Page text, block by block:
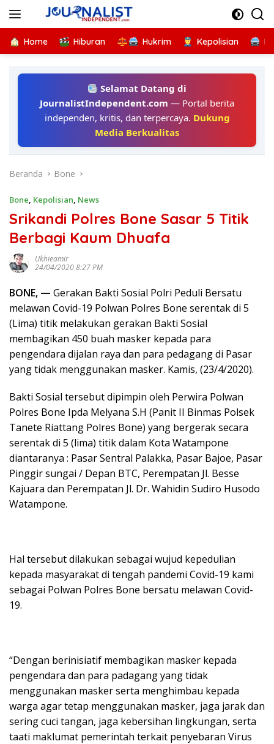
Home Hiburan Hukrim Kepolisian
Selamat Datang di
JournalistIndependent.com — Portal berita
independen, kritis, dan terpercaya. Dukung
Media Berkualitas
Beranda Bone
Bone, Kepolisian, News
Srikandi Polres Bone Sasar 5 Titik
Berbagi Kaum Dhuafa
Ukhieamir
24/04/2020 8:27 PM
BONE, — Gerakan Bakti Sosial Polri Peduli Bersatu
melawan Covid-19 Polwan Polres Bone serentak di 5
(Lima) titik melakukan gerakan Bakti Sosial
membagikan 450 buah masker kepada para
pengendara dijalan raya dan para pedagang di Pasar
yang tidak menggunakan masker. Kamis, (23/4/2020).
Bakti Sosial tersebut dipimpin oleh Perwira Polwan
Polres Bone Ipda Melyana S.H (Panit II Binmas Polsek
Tanete Riattang Polres Bone) yang bergerak secara
serentak di 5 (lima) titik dalam Kota Watampone
diantaranya : Pasar Sentral Palakka, Pasar Bajoe, Pasar
Pinggir sungai / Depan BTC, Perempatan Jl. Besse
Kajuara dan Perempatan Jl. Dr. Wahidin Sudiro Husodo
Watampone.
Hal tersebut dilakukan sebagai wujud kepedulian
kepada masyarakat di tengah pandemi Covid-19 kami
sebagai Polwan Polres Bone bersatu melawan Covid-
19.
“Dengan berinisiatif membagikan masker kepada
pengendara dan para padagang yang tidak
menggunakan masker serta menghimbau kepada
warga agar tetap menggunakan masker, jaga jarak dan
sering cuci tangan, jaga kebersihan lingkungan, serta
taati maklumat pemerintah terkait penyebaran Virus